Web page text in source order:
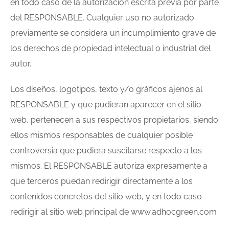
en todo caso de la autorización escrita previa por parte
del RESPONSABLE. Cualquier uso no autorizado
previamente se considera un incumplimiento grave de
los derechos de propiedad intelectual o industrial del
autor.
Los diseños, logotipos, texto y/o gráficos ajenos al
RESPONSABLE y que pudieran aparecer en el sitio
web, pertenecen a sus respectivos propietarios, siendo
ellos mismos responsables de cualquier posible
controversia que pudiera suscitarse respecto a los
mismos. El RESPONSABLE autoriza expresamente a
que terceros puedan redirigir directamente a los
contenidos concretos del sitio web, y en todo caso
redirigir al sitio web principal de www.adhocgreen.com